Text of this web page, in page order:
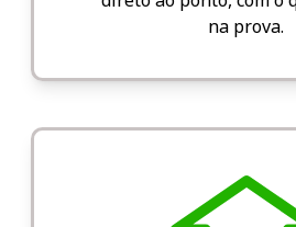
na prova.